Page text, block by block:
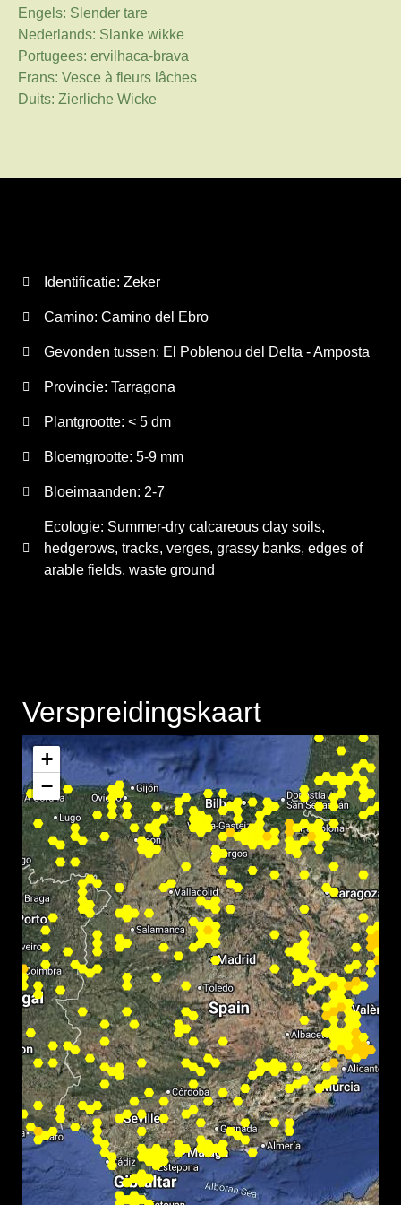
Engels: Slender tare
Nederlands: Slanke wikke
Portugees: ervilhaca-brava
Frans: Vesce à fleurs lâches
Duits: Zierliche Wicke
Identificatie: Zeker
Camino: Camino del Ebro
Gevonden tussen: El Poblenou del Delta - Amposta
Provincie: Tarragona
Plantgrootte: < 5 dm
Bloemgrootte: 5-9 mm
Bloeimaanden: 2-7
Ecologie: Summer-dry calcareous clay soils,
hedgerows, tracks, verges, grassy banks, edges of
arable fields, waste ground
Verspreidingskaart
+
−